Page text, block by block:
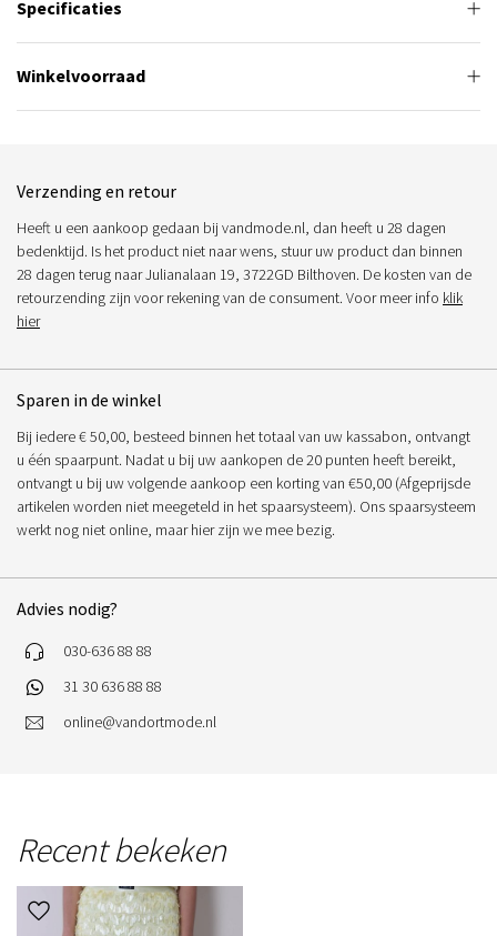
Specificaties
Winkelvoorraad
Verzending en retour
Heeft u een aankoop gedaan bij vandmode.nl, dan heeft u 28 dagen
bedenktijd. Is het product niet naar wens, stuur uw product dan binnen
28 dagen terug naar Julianalaan 19, 3722GD Bilthoven. De kosten van de
retourzending zijn voor rekening van de consument. Voor meer info klik
hier
Sparen in de winkel
Bij iedere € 50,00, besteed binnen het totaal van uw kassabon, ontvangt
u één spaarpunt. Nadat u bij uw aankopen de 20 punten heeft bereikt,
ontvangt u bij uw volgende aankoop een korting van €50,00 (Afgeprijsde
artikelen worden niet meegeteld in het spaarsysteem). Ons spaarsysteem
werkt nog niet online, maar hier zijn we mee bezig.
Advies nodig?
030-636 88 88
31 30 636 88 88
online@vandortmode.nl
Recent bekeken